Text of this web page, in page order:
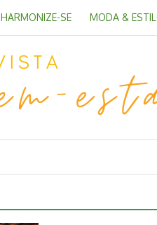
HARMONIZE-SE MODA &